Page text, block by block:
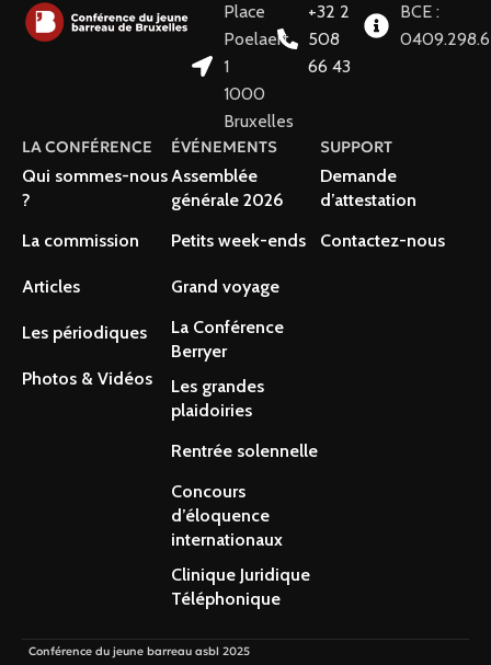
Place
Poelaert
1
1000
Bruxelles
+32 2
508
66 43
BCE :
LA CONFÉRENCE
Qui sommes-nous
?
La commission
Articles
Les périodiques
Photos & Vidéos
ÉVÉNEMENTS
Assemblée
générale 2026
Petits week-ends
Grand voyage
La Conférence
Berryer
Les grandes
plaidoiries
Rentrée solennelle
Concours
d’éloquence
internationaux
Clinique Juridique
Téléphonique
SUPPORT
Demande
d’attestation
Contactez-nous
Conférence du jeune barreau asbl 2025